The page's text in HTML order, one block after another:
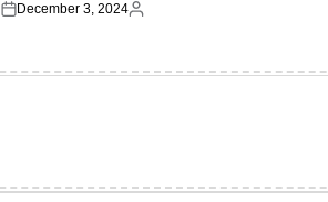
Posted
December 3, 2024
Posted